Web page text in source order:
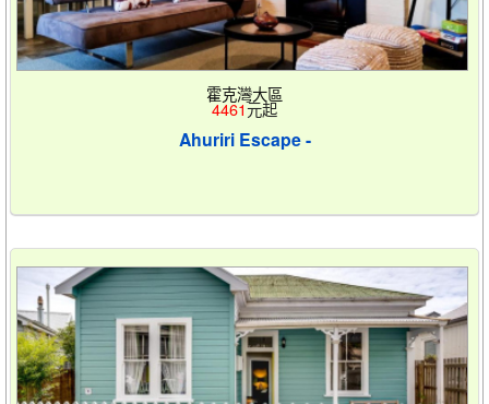
霍克灣大區
4461元起
Ahuriri Escape -